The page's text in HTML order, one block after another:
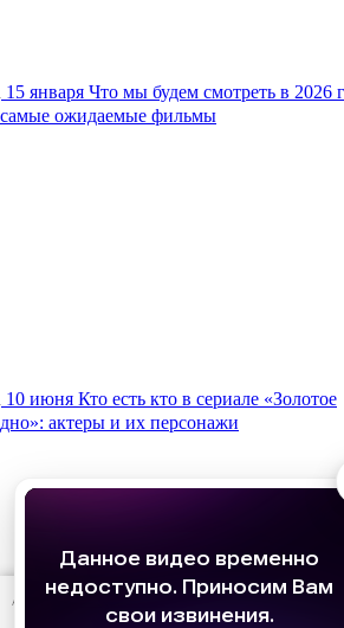
АО «Издательство СЕМЬ ДНЕЙ»
персонализации сервисов и удобства
15 января Что мы будем смотреть в 2026
самые ожидаемые фильмы
10 июня Кто есть кто в сериале «Золотое
дно»: актеры и их персонажи